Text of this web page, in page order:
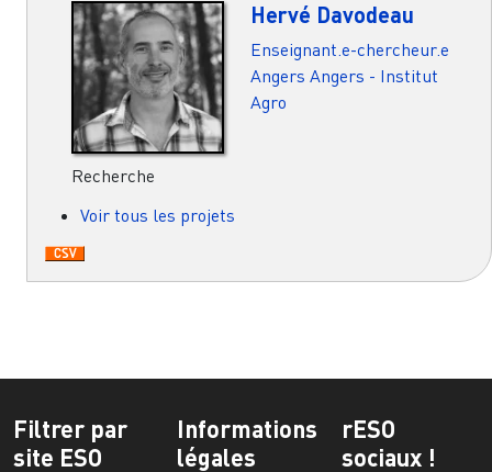
Hervé Davodeau
Enseignant.e-chercheur.e
Angers Angers - Institut
Agro
Recherche
Voir tous les projets
Filtrer par
site ESO
Informations
légales
rESO
sociaux !